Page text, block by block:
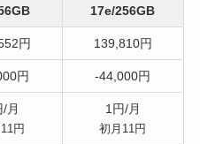
17e/256GB
円 139,810円
円 -44,000円
/月
円
1円/月
初月11円